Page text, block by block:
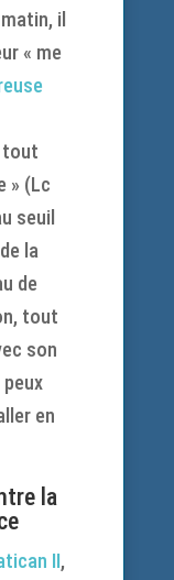
il
« me
tout
» (Lc
seuil
la
de
tout
son
en
la
II,